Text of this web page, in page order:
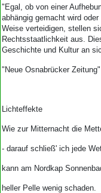
"Egal, ob von einer
abhängig gemacht wird
Weise verteidigen, stellen
Rechtsstaatlichkeit aus.
Geschichte und Kultur an
"Neue Osnabrücker
Lichteffekte
Wie zur Mitternacht die
- darauf schließ' ich jede
kann am Nordkap
heller Pelle wenig schaden.